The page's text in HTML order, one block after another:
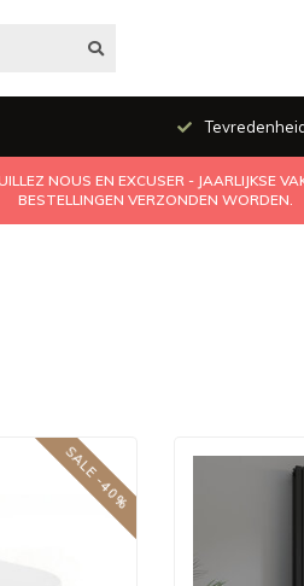
NOUS EN EXCUSER - JAARLIJKSE
BESTELLINGEN VERZONDEN WORDEN.
SALE -40%